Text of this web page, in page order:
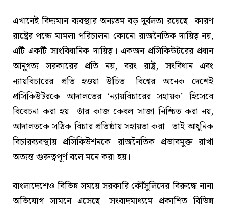
এখানেই বিদ্যমান ব্যবস্থার অন্যতম বড় দুর্বলতা রয়েছে। কারণ
রাষ্ট্রের পক্ষে মামলা পরিচালনা কোনো রাজনৈতিক দায়িত্ব নয়,
এটি একটি সাংবিধানিক দায়িত্ব। একজন প্রসিকিউটরের প্রধান
আনুগত্য সরকারের প্রতি নয়, বরং রাষ্ট্র, সংবিধান এবং
ন্যায়বিচারের প্রতি হওয়া উচিত। বিশ্বের অনেক দেশেই
প্রসিকিউটরকে আদালতের ‘ন্যায়বিচারের সহায়ক’ হিসেবে
বিবেচনা করা হয়। তাঁর কাজ কেবল সাজা নিশ্চিত করা নয়,
আদালতকে সঠিক বিচার প্রতিষ্ঠায় সহায়তা করা। তাই আধুনিক
বিচারব্যবস্থায় প্রসিকিউশনকে রাজনৈতিক প্রভাবমুক্ত রাখা
অত্যন্ত গুরুত্বপূর্ণ বলে মনে করা হয়।
বাংলাদেশেও বিভিন্ন সময়ে সরকারি কৌঁসুলিদের বিরুদ্ধে নানা
অভিযোগ সামনে এসেছে। সংবাদমাধ্যমে প্রকাশিত বিভিন্ন